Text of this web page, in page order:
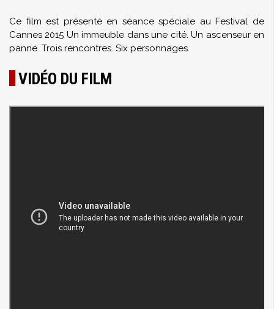
Ce film est présenté en séance spéciale au Festival de
Cannes 2015 Un immeuble dans une cité. Un ascenseur en
panne. Trois rencontres. Six personnages.
VIDÉO DU FILM